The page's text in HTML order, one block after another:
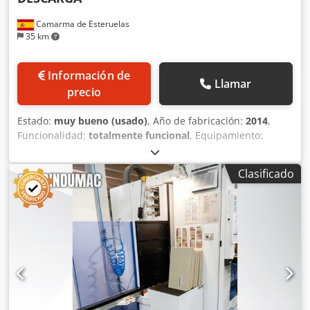
Camarma de Esteruelas
35 km
Información de
precio
Llamar
Estado: muy bueno (usado), Año de fabricación: 2014,
Funcionalidad: totalmente funcional, Equipamiento:
Marcado CE, documentación / manual
PRATIX S22-31B con DESCARGA AUTOMÁTICA
CARACTERÍSTICAS TÉCNICAS • Pórtico móvil, con sistema de
seguridad Bumper • 3 ejes controladas: X, Y y Z • Velocidad
de desplazamiento en los ejes: X: 35 m/min Y: 35 m/min Z:
15 m/min • Área útil de trabajo en X: 3.086 mm • Área útil
de trabajo en Y: 2.155 mm • Área útil de trabajo en Z: 150
mm • PRO-SPACE de seguridad. Con este sistema la
máquina no requiere de protecciones perimetrales ni
alfombras de seguridad, el trabajador tiene libre acceso a
la zona de trabajo por cualquier lado • Mesa MATRIX de
Clasificado